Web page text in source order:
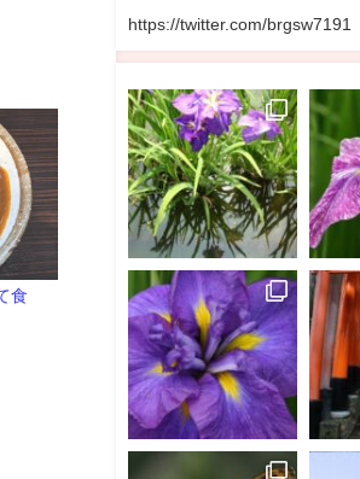
食
https://twitter.com/brgsw7191